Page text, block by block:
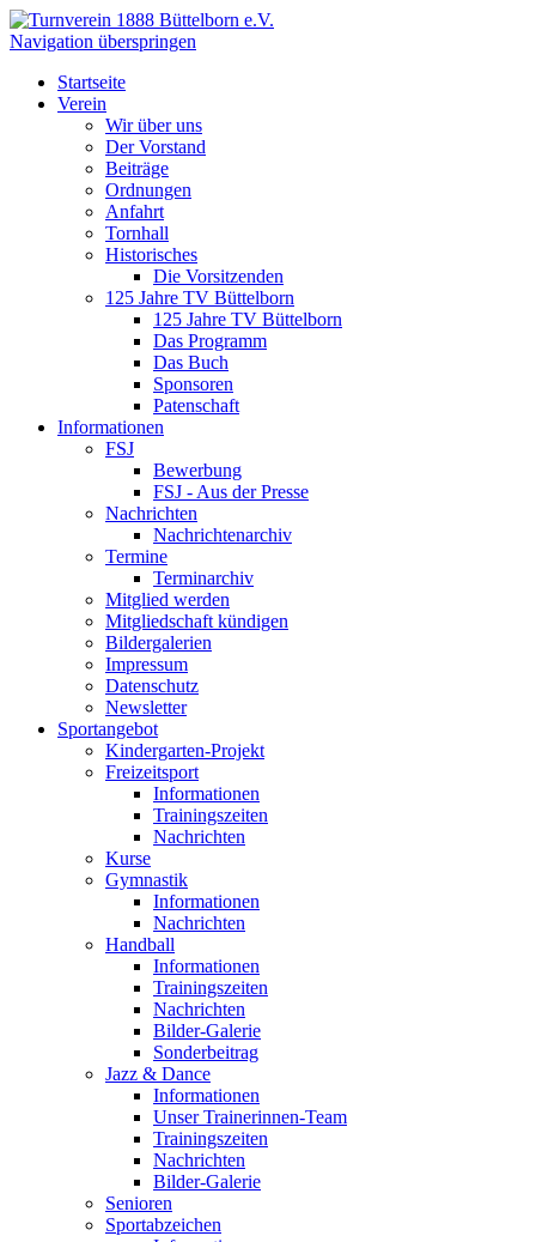
Navigation überspringen
Startseite
Verein
Wir über uns
Der Vorstand
Beiträge
Ordnungen
Anfahrt
Tornhall
Historisches
Die Vorsitzenden
125 Jahre TV Büttelborn
125 Jahre TV Büttelborn
Das Programm
Das Buch
Sponsoren
Patenschaft
Informationen
FSJ
Bewerbung
FSJ - Aus der Presse
Nachrichten
Nachrichtenarchiv
Termine
Terminarchiv
Mitglied werden
Mitgliedschaft kündigen
Bildergalerien
Impressum
Datenschutz
Newsletter
Sportangebot
Kindergarten-Projekt
Freizeitsport
Informationen
Trainingszeiten
Nachrichten
Kurse
Gymnastik
Informationen
Nachrichten
Handball
Informationen
Trainingszeiten
Nachrichten
Bilder-Galerie
Sonderbeitrag
Jazz & Dance
Informationen
Unser Trainerinnen-Team
Trainingszeiten
Nachrichten
Bilder-Galerie
Senioren
Sportabzeichen